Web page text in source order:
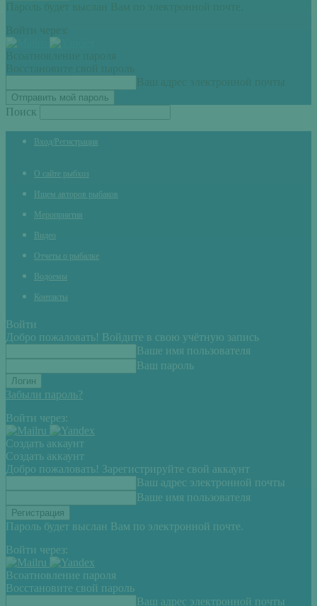
Пароль будет выслан Вам по электронной почте.
Войти через:
Всоатновление пароля
Восстановите свой пароль
Ваш адрес электронной почты
Поиск
Вход/Регистрация
О сайте рыбхоз
Ищем авторов рыбаков
Мероприятия
Видео
Отчеты о рыбалке
Водоемы
Контакты
Войти
Добро пожаловать! Войдите в свою учётную запись
Ваше имя пользователя
Ваш пароль
Забыли пароль?
Войти через:
Создать аккаунт
Создать аккаунт
Добро пожаловать! Зарегистрируйте свой аккаунт
Ваш адрес электронной почты
Ваше имя пользователя
Пароль будет выслан Вам по электронной почте.
Войти через:
Всоатновление пароля
Восстановите свой пароль
Ваш адрес электронной почты